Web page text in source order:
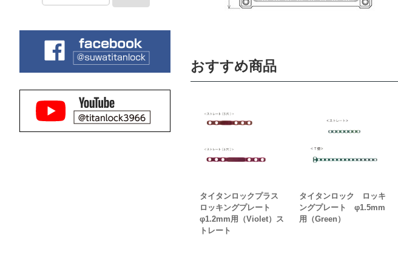
おすすめ商品
タイタンロックプラス
ロッキングプレート
φ1.2mm用（Violet）ス
トレート
タイタンロック ロッキ
ングプレート φ1.5mm
用（Green）